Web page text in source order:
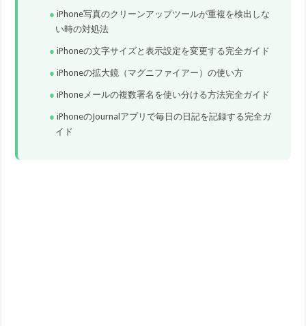
iPhone写真のクリーンアップツールが重複を検出しな
い時の対処法
iPhoneの文字サイズと表示設定を変更する完全ガイド
iPhoneの拡大鏡（マグニファイアー）の使い方
iPhoneメールの複数署名を使い分ける方法完全ガイド
iPhoneのJournalアプリで毎日の日記を記録する完全ガ
イド